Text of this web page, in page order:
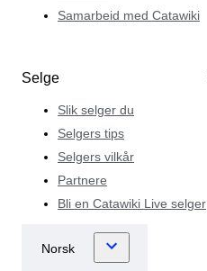
Samarbeid med Catawiki
Selge
Slik selger du
Selgers tips
Selgers vilkår
Partnere
Bli en Catawiki Live selger